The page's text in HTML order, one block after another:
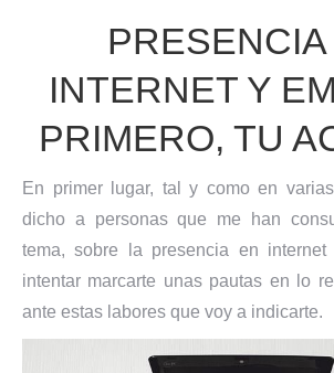
PRESENCIA
INTERNET Y
PRIMERO, TU
En primer lugar, tal y como en
dicho a personas que me han
tema, sobre la presencia en
intentar marcarte unas pautas en lo
ante estas labores que voy a indicarte.